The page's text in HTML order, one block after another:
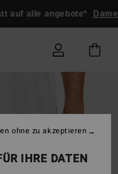
auf alle angebote* Damen
IHRE DATEN
ohne zu akzeptieren